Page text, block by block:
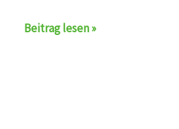
Umleitung
Beitrag lesen »